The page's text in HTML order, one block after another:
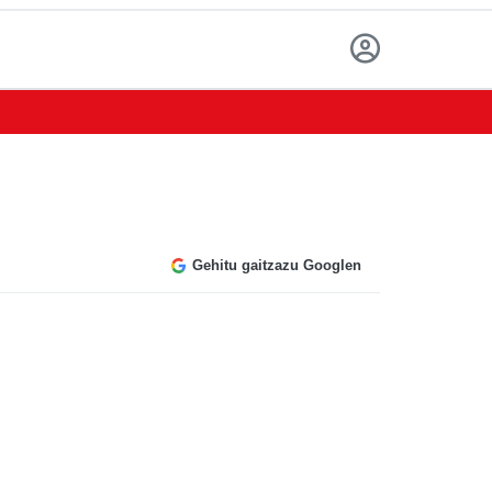
Gehitu gaitzazu Googlen